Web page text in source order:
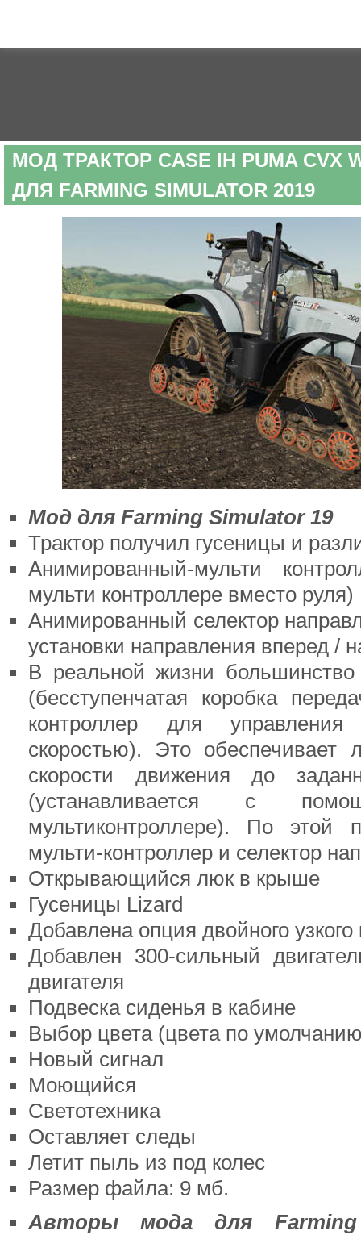
МОД ТРАКТОР CASE IH PUMA CVX
ДЛЯ FARMING SIMULATOR 2019
Мод для Farming Simulator 19
Трактор получил гусеницы и
Анимированный-мульти
мульти контроллере вместо руля)
Анимированный селектор
установки направления вперед /
В реальной жизни
(бесступенчатая коробка
контроллер для
скоростью). Это обеспечивает
скорости движения до
(устанавливается с
мультиконтроллере). По этой
мульти-контроллер и селектор
Открывающийся люк в крыше
Гусеницы Lizard
Добавлена ​​опция двойного
Добавлен 300-сильный
двигателя
Подвеска сиденья в кабине
Выбор цвета (цвета по
Новый сигнал
Моющийся
Светотехника
Оставляет следы
Летит пыль из под колес
Размер файла: 9 мб.
Авторы мода для